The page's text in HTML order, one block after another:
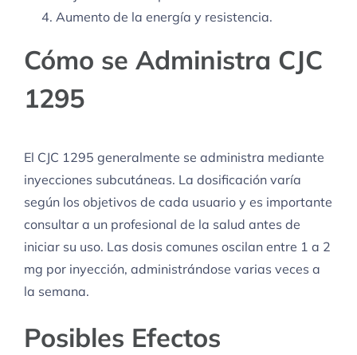
Aumento de la energía y resistencia.
Cómo se Administra CJC
1295
El CJC 1295 generalmente se administra mediante
inyecciones subcutáneas. La dosificación varía
según los objetivos de cada usuario y es importante
consultar a un profesional de la salud antes de
iniciar su uso. Las dosis comunes oscilan entre 1 a 2
mg por inyección, administrándose varias veces a
la semana.
Posibles Efectos